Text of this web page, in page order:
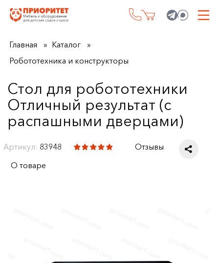
Главная
Каталог
Робототехника и конструкторы
Стол для робототехники
Отличный результат (с
распашными дверцами)
Артикул: 83948
Отзывы
О товаре